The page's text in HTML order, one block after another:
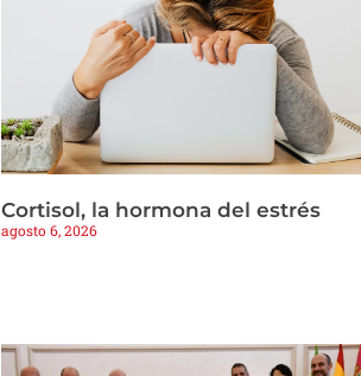
Cortisol, la hormona del estrés
agosto 6, 2026